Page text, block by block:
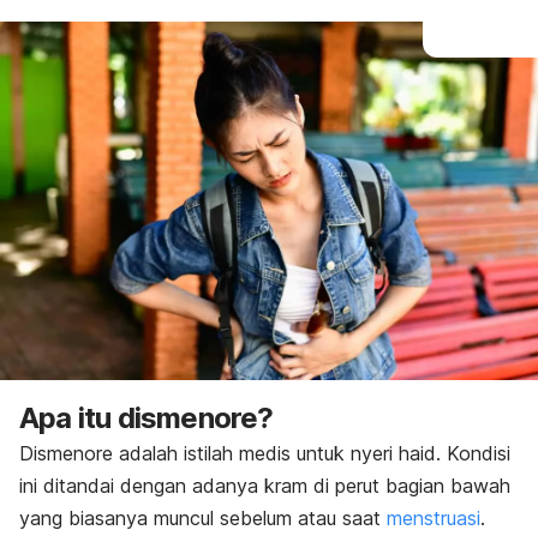
Apa itu dismenore?
Dismenore adalah istilah medis untuk nyeri haid. Kondisi
ini ditandai dengan adanya kram di perut bagian bawah
yang biasanya muncul sebelum atau saat menstruasi.